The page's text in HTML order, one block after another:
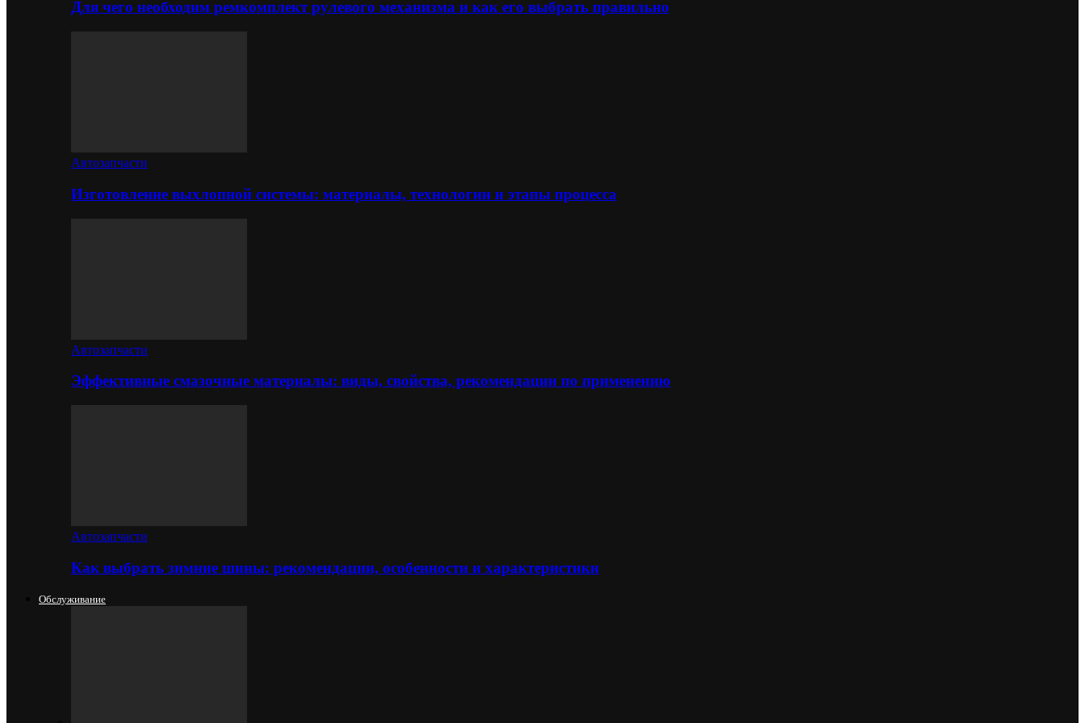
Для чего необходим ремкомплект рулевого механизма и как его выбрать правильно
Автозапчасти
Изготовление выхлопной системы: материалы, технологии и этапы процесса
Автозапчасти
Эффективные смазочные материалы: виды, свойства, рекомендации по применению
Автозапчасти
Как выбрать зимние шины: рекомендации, особенности и характеристики
Обслуживание